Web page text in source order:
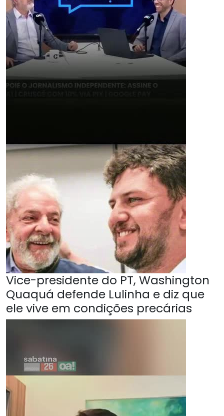
Vice-presidente do PT, Washington
Quaquá defende Lulinha e diz que
ele vive em condições precárias